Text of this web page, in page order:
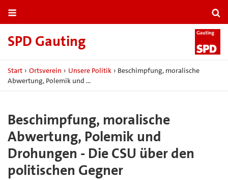
SPD Gauting
Start › Ortsverein › Unsere Politik › Beschimpfung, moralische
Abwertung, Polemik und …
Beschimpfung, moralische
Abwertung, Polemik und
Drohungen - Die CSU über den
politischen Gegner